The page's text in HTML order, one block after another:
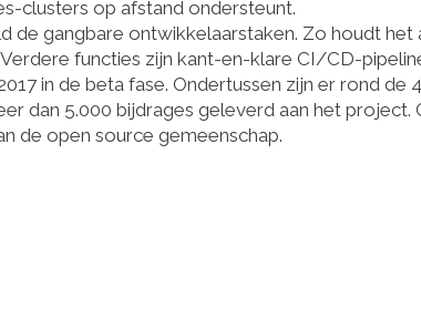
clusters op afstand ondersteunt.
de gangbare ontwikkelaarstaken. Zo houdt het
functies zijn kant-en-klare CI/CD-
in de beta fase. Ondertussen zijn er rond
dan 5.000 bijdrages geleverd aan het
de open source gemeenschap.